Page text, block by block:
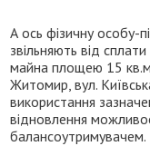
А ось фізичну особу-
звільняють від
майна площею 15
Житомир, вул.
використання
відновлення
балансоутримувачем.